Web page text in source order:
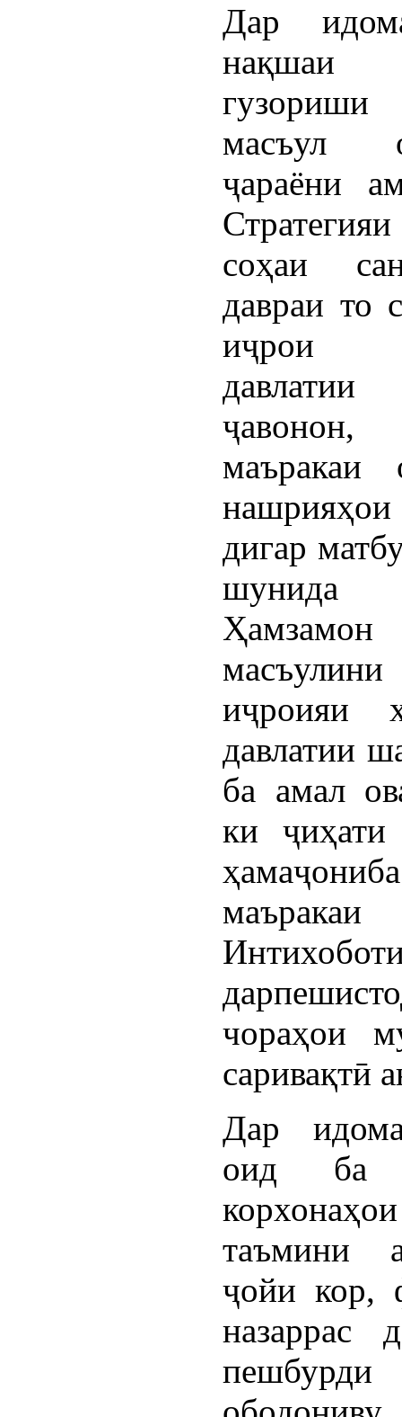
Дар
масъул
ҷараёни
соҳаи
давраи то
иҷрои
ҷавонон,
маъракаи
нашрияҳои
дигар
иҷроияи
давлатии
ба амал
ки ҷиҳати
маъракаи
чораҳои
саривақтӣ
Дар
оид ба
таъмини
ҷойи кор,
назаррас